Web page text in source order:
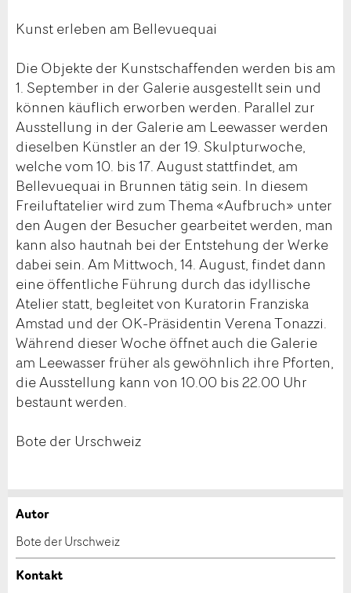
Kunst erleben am Bellevuequai
Die Objekte der Kunstschaffenden werden bis am
1. September in der Galerie ausgestellt sein und
können käuflich erworben werden. Parallel zur
Ausstellung in der Galerie am Leewasser werden
dieselben Künstler an der 19. Skulpturwoche,
welche vom 10. bis 17. August stattfindet, am
Bellevuequai in Brunnen tätig sein. In diesem
Freiluftatelier wird zum Thema «Aufbruch» unter
den Augen der Besucher gearbeitet werden, man
kann also hautnah bei der Entstehung der Werke
dabei sein. Am Mittwoch, 14. August, findet dann
eine öffentliche Führung durch das idyllische
Atelier statt, begleitet von Kuratorin Franziska
Amstad und der OK-Präsidentin Verena Tonazzi.
Während dieser Woche öffnet auch die Galerie
am Leewasser früher als gewöhnlich ihre Pforten,
die Ausstellung kann von 10.00 bis 22.00 Uhr
bestaunt werden.
Bote der Urschweiz
Anzeige beanstanden
Ihr Feedback wird sehr geschätzt!
Anzeige weiterempfehlen
Empfehlen Sie diese Anzeige an Freunde weiter.
Autor
Bote der Urschweiz
Kontakt